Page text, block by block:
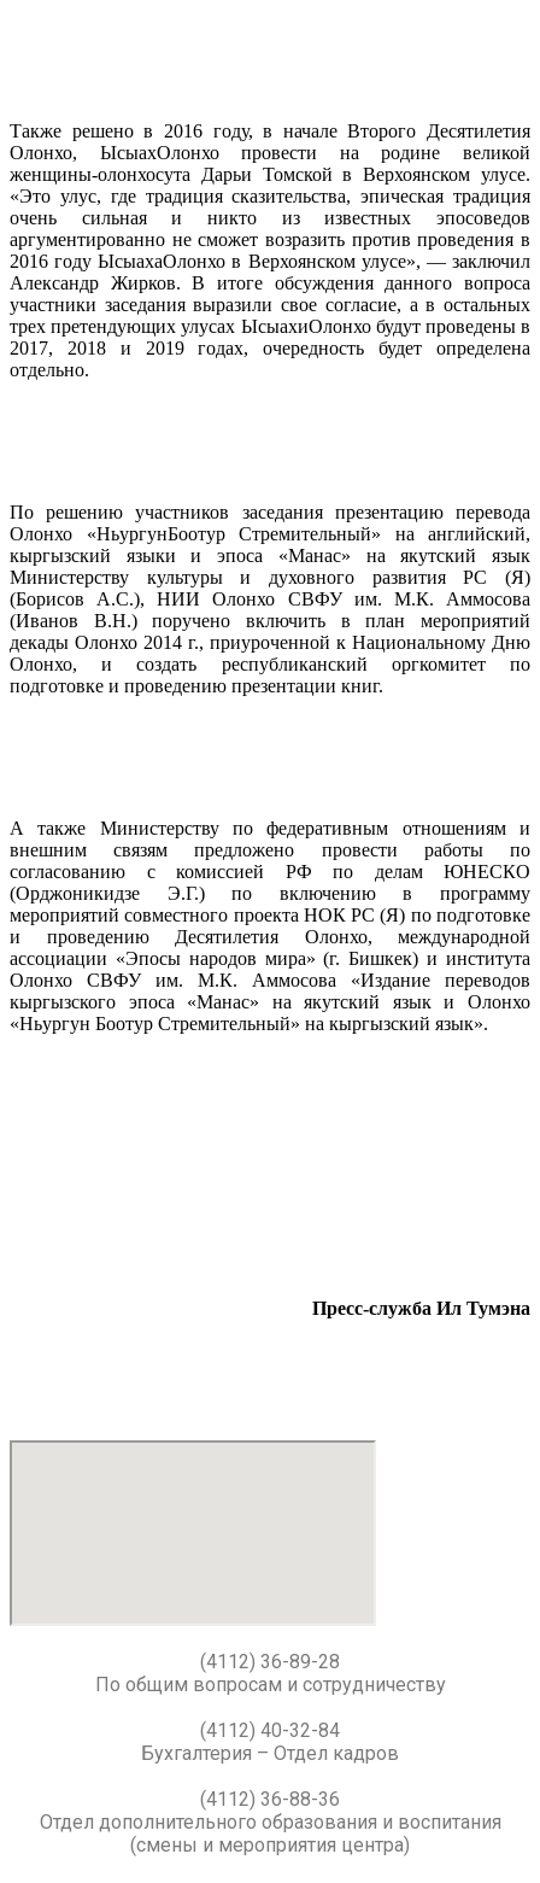
Также решено в 2016 году, в начале Второго Десятилетия
Олонхо, ЫсыахОлонхо провести на родине великой
женщины-олонхосута Дарьи Томской в Верхоянском улусе.
«Это улус, где традиция сказительства, эпическая традиция
очень сильная и никто из известных эпосоведов
аргументированно не сможет возразить против проведения в
2016 году ЫсыахаОлонхо в Верхоянском улусе», — заключил
Александр Жирков. В итоге обсуждения данного вопроса
участники заседания выразили свое согласие, а в остальных
трех претендующих улусах ЫсыахиОлонхо будут проведены в
2017, 2018 и 2019 годах, очередность будет определена
отдельно.
По решению участников заседания презентацию перевода
Олонхо «НьургунБоотур Стремительный» на английский,
кыргызский языки и эпоса «Манас» на якутский язык
Министерству культуры и духовного развития PC (Я)
(Борисов А.С.), НИИ Олонхо СВФУ им. М.К. Аммосова
(Иванов В.Н.) поручено включить в план мероприятий
декады Олонхо 2014 г., приуроченной к Национальному Дню
Олонхо, и создать республиканский оргкомитет по
подготовке и проведению презентации книг.
А также Министерству по федеративным отношениям и
внешним связям предложено провести работы по
согласованию с комиссией РФ по делам ЮНЕСКО
(Орджоникидзе Э.Г.) по включению в программу
мероприятий совместного проекта НОК PC (Я) по подготовке
и проведению Десятилетия Олонхо, международной
ассоциации «Эпосы народов мира» (г. Бишкек) и института
Олонхо СВФУ им. М.К. Аммосова «Издание переводов
кыргызского эпоса «Манас» на якутский язык и Олонхо
«Ньургун Боотур Стремительный» на кыргызский язык».
Пресс-служба Ил Тумэна
(4112) 36-89-28
По общим вопросам и сотрудничеству
(4112) 40-32-84
Бухгалтерия – Отдел кадров
(4112) 36-88-36
Отдел дополнительного образования и воспитания
(смены и мероприятия центра)